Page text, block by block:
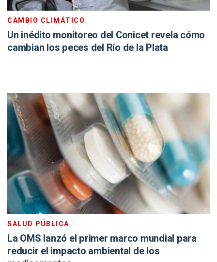
CAMBIO CLIMÁTICO
Un inédito monitoreo del Conicet revela cómo
cambian los peces del Río de la Plata
SALUD PÚBLICA
La OMS lanzó el primer marco mundial para
reducir el impacto ambiental de los